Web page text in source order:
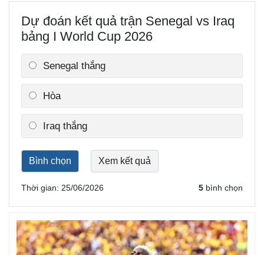
Thế giới
Cuộc sống đó đây
Multimedia
Infographic
Dự đoán kết quả trận Senegal vs Iraq
bảng I World Cup 2026
Senegal thắng
Hòa
Iraq thắng
Thời gian: 25/06/2026 5 bình chọn